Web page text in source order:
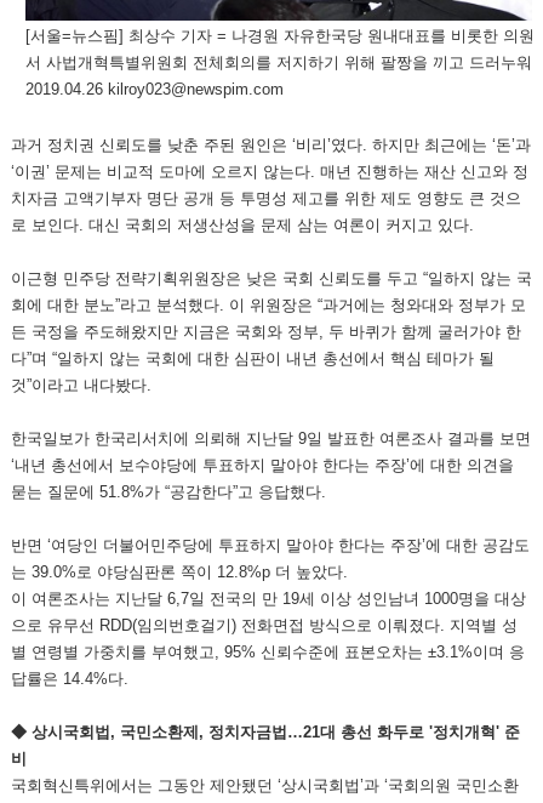
[서울=뉴스핌] 최상수 기자 = 나경원 자유한국당 원내대표를 비롯한 의원
서 사법개혁특별위원회 전체회의를 저지하기 위해 팔짱을 끼고 드러누워
2019.04.26 kilroy023@newspim.com
과거 정치권 신뢰도를 낮춘 주된 원인은 ‘비리’였다. 하지만 최근에는 ‘돈’과
‘이권’ 문제는 비교적 도마에 오르지 않는다. 매년 진행하는 재산 신고와 정
치자금 고액기부자 명단 공개 등 투명성 제고를 위한 제도 영향도 큰 것으
로 보인다. 대신 국회의 저생산성을 문제 삼는 여론이 커지고 있다.
이근형 민주당 전략기획위원장은 낮은 국회 신뢰도를 두고 “일하지 않는 국
회에 대한 분노”라고 분석했다. 이 위원장은 “과거에는 청와대와 정부가 모
든 국정을 주도해왔지만 지금은 국회와 정부, 두 바퀴가 함께 굴러가야 한
다”며 “일하지 않는 국회에 대한 심판이 내년 총선에서 핵심 테마가 될
것”이라고 내다봤다.
한국일보가 한국리서치에 의뢰해 지난달 9일 발표한 여론조사 결과를 보면
‘내년 총선에서 보수야당에 투표하지 말아야 한다는 주장’에 대한 의견을
묻는 질문에 51.8%가 “공감한다”고 응답했다.
반면 ‘여당인 더불어민주당에 투표하지 말아야 한다는 주장’에 대한 공감도
는 39.0%로 야당심판론 쪽이 12.8%p 더 높았다.
이 여론조사는 지난달 6,7일 전국의 만 19세 이상 성인남녀 1000명을 대상
으로 유무선 RDD(임의번호걸기) 전화면접 방식으로 이뤄졌다. 지역별 성
별 연령별 가중치를 부여했고, 95% 신뢰수준에 표본오차는 ±3.1%이며 응
답률은 14.4%다.
◆ 상시국회법, 국민소환제, 정치자금법…21대 총선 화두로 '정치개혁' 준
비
국회혁신특위에서는 그동안 제안됐던 ‘상시국회법’과 ‘국회의원 국민소환